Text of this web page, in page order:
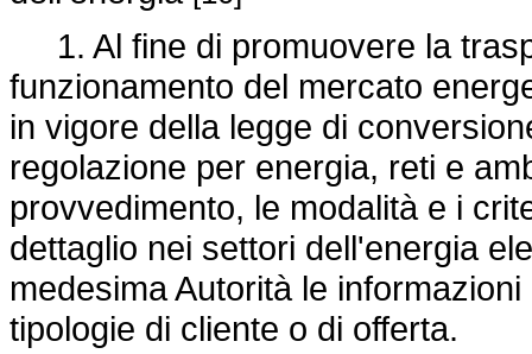
1. Al fine di promuovere la
funzionamento del mercato
in vigore della legge di
regolazione per energia, reti e
provvedimento, le modalità e i
dettaglio nei settori dell'energia
medesima Autorità le
tipologie di cliente o di offerta.